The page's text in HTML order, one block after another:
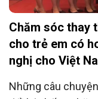
Chăm sóc thay
cho trẻ em có
nghị cho Việt
Những câu